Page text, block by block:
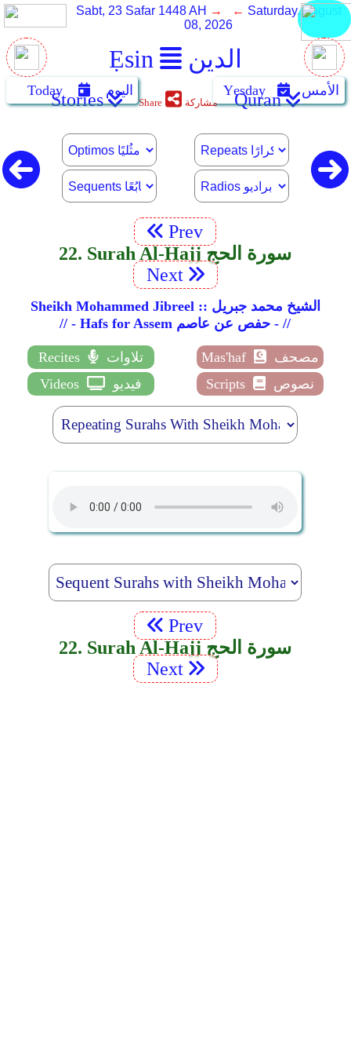
Ẹsin الدين
Sabt, 23 Safar 1448 AH → ← Saturday, August
08, 2026
Today اليوم Yẹsday الأمس Stories Share مشاركة Quran
Prev
22. Surah Al-Hajj سورة الحج
Next
Sheikh Mohammed Jibreel :: الشيخ محمد جبريل
// - Hafs for Assem حفص عن عاصم - //
Recites تلاوات Mas'haf
مصحف
Videos
فيديو Scripts نصوص
Prev
22. Surah Al-Hajj سورة الحج
Next